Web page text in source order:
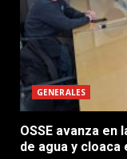
GENERALES
OSSE avanza
de agua y cloaca